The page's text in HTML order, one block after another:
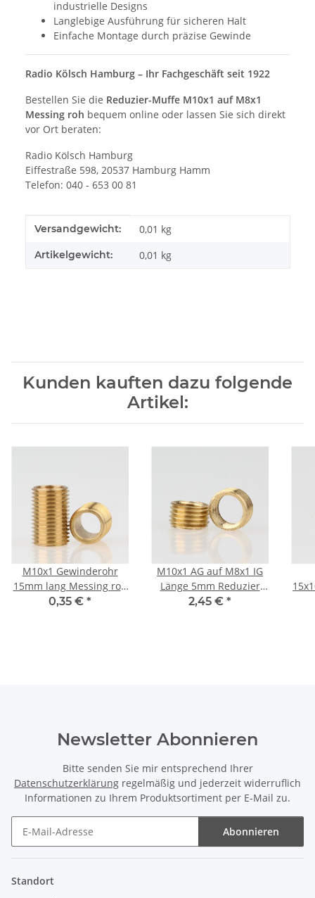
industrielle Designs
Langlebige Ausführung für sicheren Halt
Einfache Montage durch präzise Gewinde
Radio Kölsch Hamburg – Ihr Fachgeschäft seit 1922
Bestellen Sie die Reduzier-Muffe M10x1 auf M8x1
Messing roh bequem online oder lassen Sie sich direkt
vor Ort beraten:
Radio Kölsch Hamburg
Eiffestraße 598, 20537 Hamburg Hamm
Telefon: 040 - 653 00 81
Produkteigenschaft
Wert
Versandgewicht: 0,01 kg
Artikelgewicht: 0,01 kg
Kunden kauften dazu folgende
Artikel:
M10x1 Gewinderohr
15mm lang Messing roh
für Lampen und
0,35 € *
M10x1 AG auf M8x1 IG
Länge 5mm Reduzier
Gewinde-Adapter
2,45 € *
Newsletter Abonnieren
Bitte senden Sie mir entsprechend Ihrer
Datenschutzerklärung regelmäßig und jederzeit widerruflich
Informationen zu Ihrem Produktsortiment per E-Mail zu.
Abonnieren
Standort